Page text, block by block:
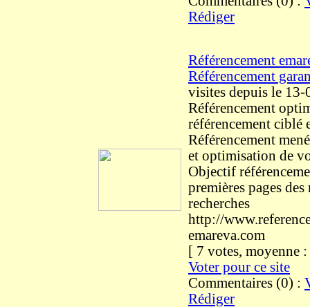
Rédiger
Référencement
Référencement
visites depuis le 13-
Référencement
référencement
Référencement
et optimisation de
Objectif
premières pages des
recherches
http://
emareva.com
[ 7 votes,
Voter pour ce site
Commentaires (0) :
Rédiger